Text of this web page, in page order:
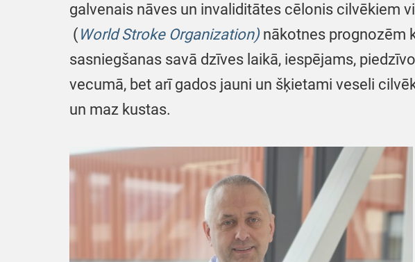
galvenais nāves un invaliditātes cēlonis cilvēkiem
( World Stroke Organization)nākotnes prognozēm
sasniegšanas savā dzīves laikā, iespējams,
vecumā, bet arī gados jauni un šķietami veseli
un maz kustas.